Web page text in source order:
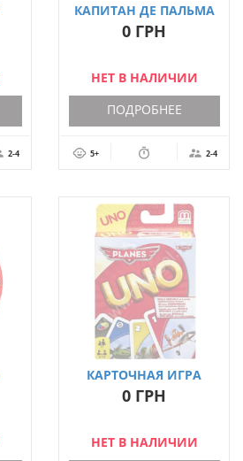
2-4
КАПИТАН ДЕ ПАЛЬМА
0 ГРН
НЕТ В НАЛИЧИИ
ПОДРОБНЕЕ
5+ 2-4
КАРТОЧНАЯ ИГРА
UNO «САМОЛЁТИКИ»
0 ГРН
НЕТ В НАЛИЧИИ